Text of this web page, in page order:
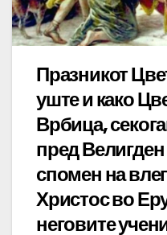
Празникот
уште и како
Врбица,
пред
спомен на
Христос во
неговите